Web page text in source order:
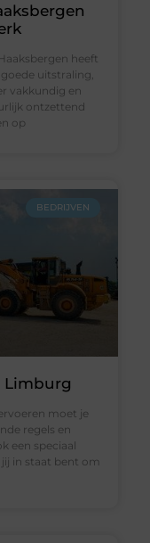
heeft
uitstraling,
vakkundig en
ontzettend
op
BEDRIJVEN
Limburg
moet je
regels en
een speciaal
in staat bent om